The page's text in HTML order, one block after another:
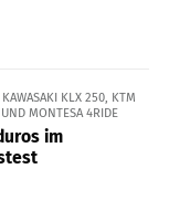
KLX 250, KTM
MONTESA 4RIDE
im